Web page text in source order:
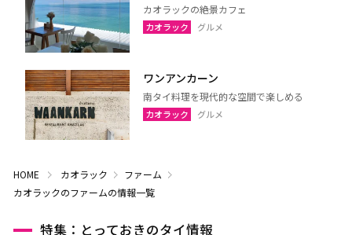
カオラックの絶景カフェ
カオラック グルメ
ワンアンカーン
南タイ料理を現代的な空間で楽しめる
カオラック グルメ
HOME カオラック
ファーム
カオラックのファームの情報一覧
特集：とっておきのタイ情報